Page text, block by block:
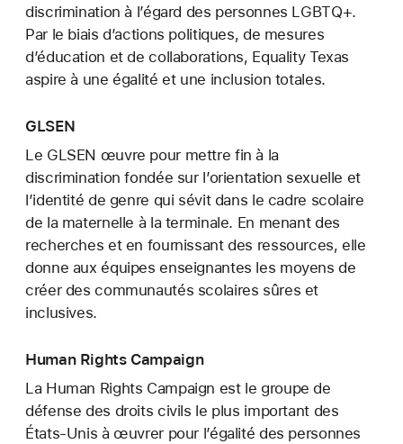
discrimination à l’égard des personnes LGBTQ+.
Par le biais d’actions politiques, de mesures
d’éducation et de collaborations, Equality Texas
aspire à une égalité et une inclusion totales.
GLSEN
Le GLSEN œuvre pour mettre fin à la
discrimination fondée sur l’orientation sexuelle et
l’identité de genre qui sévit dans le cadre scolaire
de la maternelle à la terminale. En menant des
recherches et en fournissant des ressources, elle
donne aux équipes enseignantes les moyens de
créer des communautés scolaires sûres et
inclusives.
Human Rights Campaign
La Human Rights Campaign est le groupe de
défense des droits civils le plus important des
États-Unis à œuvrer pour l’égalité des personnes